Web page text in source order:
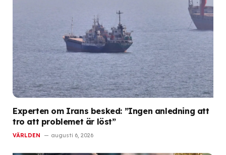
Experten om Irans besked: ”Ingen anledning att
tro att problemet är löst”
VÄRLDEN augusti 6, 2026